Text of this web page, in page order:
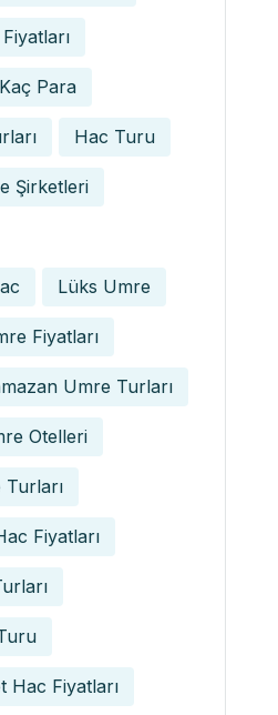
Para
Hac Turu
Şirketleri
Lüks Umre
Fiyatları
Umre Turları
Otelleri
Turları
Fiyatları
Hac Fiyatları